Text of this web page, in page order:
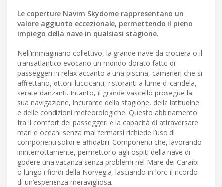
Le coperture Navim Skydome rappresentano un
valore aggiunto eccezionale, permettendo il pieno
impiego della nave in qualsiasi stagione.
Nell’immaginario collettivo, la grande nave da crociera o il
transatlantico evocano un mondo dorato fatto di
passeggeri in relax accanto a una piscina, camerieri che si
affrettano, ottoni luccicanti, ristoranti a lume di candela,
serate danzanti. Intanto, il grande vascello prosegue la
sua navigazione, incurante della stagione, della latitudine
e delle condizioni meteorologiche. Questo abbinamento
fra il comfort dei passeggeri e la capacità di attraversare
mari e oceani senza mai fermarsi richiede l’uso di
componenti solidi e affidabili. Componenti che, lavorando
ininterrottamente, permettono agli ospiti della nave di
godere una vacanza senza problemi nel Mare dei Caraibi
o lungo i fiordi della Norvegia, lasciando in loro il ricordo
di un’esperienza meravigliosa.